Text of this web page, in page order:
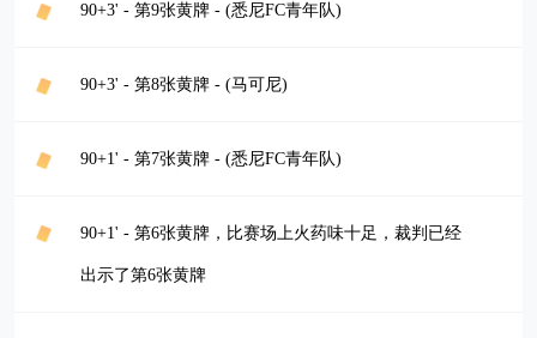
90+3' - 第9张黄牌 - (悉尼FC青年队)
90+3' - 第8张黄牌 - (马可尼)
90+1' - 第7张黄牌 - (悉尼FC青年队)
90+1' - 第6张黄牌，比赛场上火药味十足，裁判已经
出示了第6张黄牌